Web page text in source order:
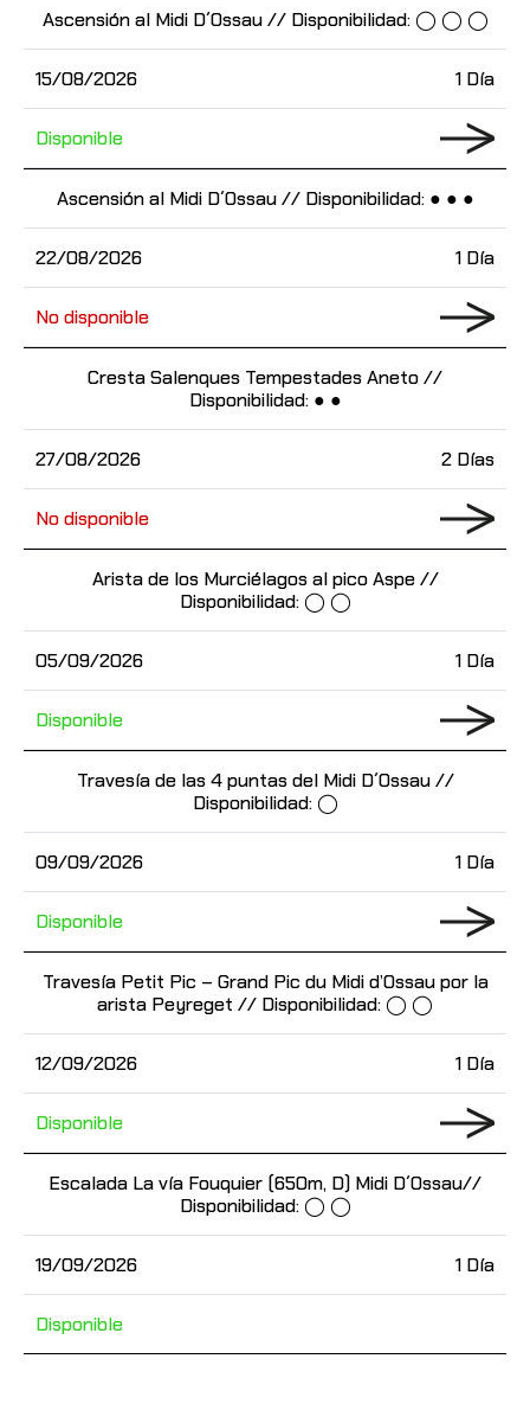
15/08/2026
Ascensión al Midi D´Ossau // Disponibilidad: ◯ ◯ ◯
1 Día
Disponible
22/08/2026
Ascensión al Midi D´Ossau // Disponibilidad: ● ● ●
1 Día
No disponible
27/08/2026
Cresta Salenques Tempestades Aneto //
Disponibilidad: ● ●
2 Días
No disponible
05/09/2026
Arista de los Murciélagos al pico Aspe //
Disponibilidad: ◯ ◯
1 Día
Disponible
09/09/2026
Travesía de las 4 puntas del Midi D´Ossau //
Disponibilidad: ◯
1 Día
Disponible
12/09/2026
Travesía Petit Pic – Grand Pic du Midi d’Ossau por la
arista Peyreget // Disponibilidad: ◯ ◯
1 Día
Disponible
19/09/2026
Escalada La vía Fouquier (650m, D) Midi D´Ossau//
Disponibilidad: ◯ ◯
1 Día
Disponible